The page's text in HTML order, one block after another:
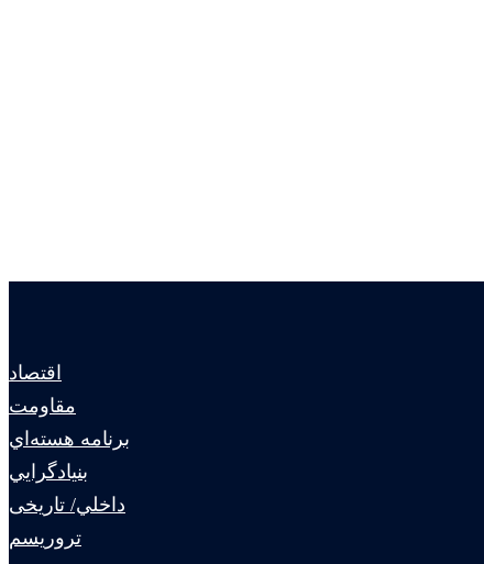
اقتصاد
مقاومت
برنامه هسته‌اي
بنيادگرايي
داخلي/ تاریخی
تروريسم